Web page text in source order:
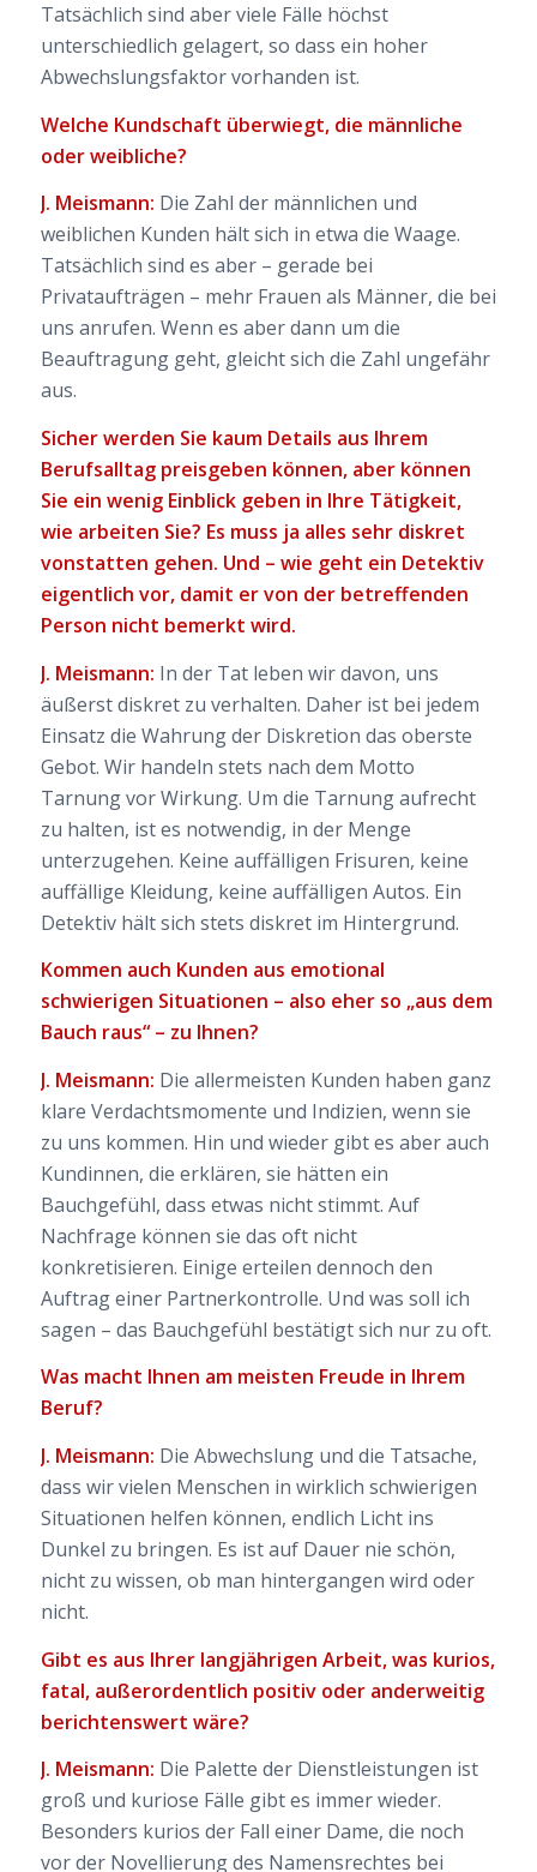
Tatsächlich sind aber viele Fälle höchst
unterschiedlich gelagert, so dass ein hoher
Abwechslungsfaktor vorhanden ist.
Welche Kundschaft überwiegt, die männliche
oder weibliche?
J. Meismann: Die Zahl der männlichen und
weiblichen Kunden hält sich in etwa die Waage.
Tatsächlich sind es aber – gerade bei
Privataufträgen – mehr Frauen als Männer, die bei
uns anrufen. Wenn es aber dann um die
Beauftragung geht, gleicht sich die Zahl ungefähr
aus.
Sicher werden Sie kaum Details aus Ihrem
Berufsalltag preisgeben können, aber können
Sie ein wenig Einblick geben in Ihre Tätigkeit,
wie arbeiten Sie? Es muss ja alles sehr diskret
vonstatten gehen. Und – wie geht ein Detektiv
eigentlich vor, damit er von der betreffenden
Person nicht bemerkt wird.
J. Meismann: In der Tat leben wir davon, uns
äußerst diskret zu verhalten. Daher ist bei jedem
Einsatz die Wahrung der Diskretion das oberste
Gebot. Wir handeln stets nach dem Motto
Tarnung vor Wirkung. Um die Tarnung aufrecht
zu halten, ist es notwendig, in der Menge
unterzugehen. Keine auffälligen Frisuren, keine
auffällige Kleidung, keine auffälligen Autos. Ein
Detektiv hält sich stets diskret im Hintergrund.
Kommen auch Kunden aus emotional
schwierigen Situationen – also eher so „aus dem
Bauch raus“ – zu Ihnen?
J. Meismann: Die allermeisten Kunden haben ganz
klare Verdachtsmomente und Indizien, wenn sie
zu uns kommen. Hin und wieder gibt es aber auch
Kundinnen, die erklären, sie hätten ein
Bauchgefühl, dass etwas nicht stimmt. Auf
Nachfrage können sie das oft nicht
konkretisieren. Einige erteilen dennoch den
Auftrag einer Partnerkontrolle. Und was soll ich
sagen – das Bauchgefühl bestätigt sich nur zu oft.
Was macht Ihnen am meisten Freude in Ihrem
Beruf?
J. Meismann: Die Abwechslung und die Tatsache,
dass wir vielen Menschen in wirklich schwierigen
Situationen helfen können, endlich Licht ins
Dunkel zu bringen. Es ist auf Dauer nie schön,
nicht zu wissen, ob man hintergangen wird oder
nicht.
Gibt es aus Ihrer langjährigen Arbeit, was kurios,
fatal, außerordentlich positiv oder anderweitig
berichtenswert wäre?
J. Meismann: Die Palette der Dienstleistungen ist
groß und kuriose Fälle gibt es immer wieder.
Besonders kurios der Fall einer Dame, die noch
vor der Novellierung des Namensrechtes bei